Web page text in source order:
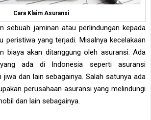
Cara Klaim Asuransi
sebuah jaminan atau perlindungan kepada
peristiwa yang terjadi. Misalnya kecelakaan
biaya akan ditanggung oleh asuransi. Ada
ada di Indonesia seperti asuransi
jiwa dan lain sebagainya. Salah satunya ada
perusahaan asuransi yang melindungi
dan lain sebagainya.